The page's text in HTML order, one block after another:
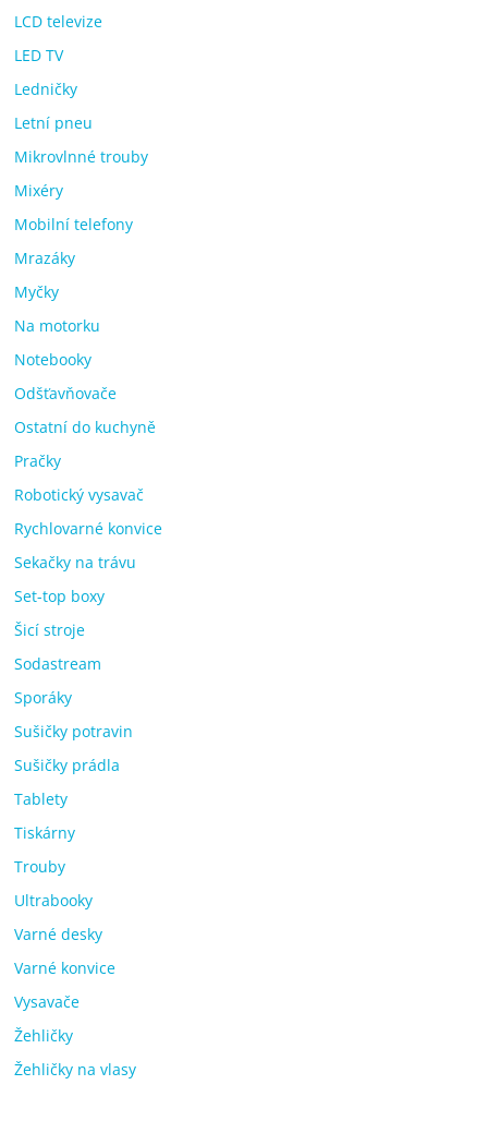
LCD televize
LED TV
Ledničky
Letní pneu
Mikrovlnné trouby
Mixéry
Mobilní telefony
Mrazáky
Myčky
Na motorku
Notebooky
Odšťavňovače
Ostatní do kuchyně
Pračky
Robotický vysavač
Rychlovarné konvice
Sekačky na trávu
Set-top boxy
Šicí stroje
Sodastream
Sporáky
Sušičky potravin
Sušičky prádla
Tablety
Tiskárny
Trouby
Ultrabooky
Varné desky
Varné konvice
Vysavače
Žehličky
Žehličky na vlasy